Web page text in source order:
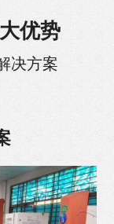
优势
决方案